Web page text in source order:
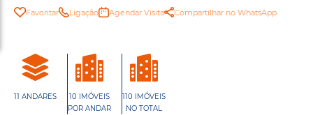
Favoritar Ligação Agendar Visita Compartilhar no WhatsApp
11 ANDARES
10 IMÓVEIS
POR ANDAR
110 IMÓVEIS
NO TOTAL